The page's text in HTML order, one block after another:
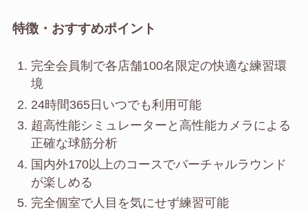
特徴・おすすめポイント
完全会員制で各店舗100名限定の快適な練習環
境
24時間365日いつでも利用可能
超高性能シミュレーターと高性能カメラによる
正確な球筋分析
国内外170以上のコースでバーチャルラウンド
が楽しめる
完全個室で人目を気にせず練習可能